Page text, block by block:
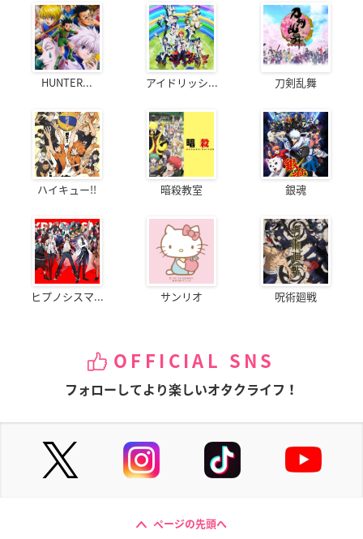
HUNTER... アイドリッシ... 刀剣乱舞
ハイキュー!! 暗殺教室 銀魂
ヒプノシスマ... サンリオ 呪術廻戦
OFFICIAL SNS
フォローしてより楽しいオタクライフ！
ページの先頭へ